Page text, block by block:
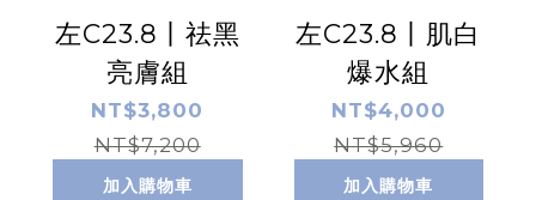
左C23.8丨祛黑
亮膚組
NT$3,800
NT$7,200
加入購物車
左C23.8丨肌白
爆水組
NT$4,000
NT$5,960
加入購物車